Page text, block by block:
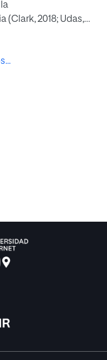
(Clark, 2018; Udas,
educativos pueden
el
El objetivo principal
2004; Lira,